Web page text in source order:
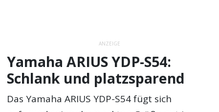
ANZEIGE
Yamaha ARIUS YDP-S54:
Schlank und platzsparend
Das Yamaha ARIUS YDP-S54 fügt sich